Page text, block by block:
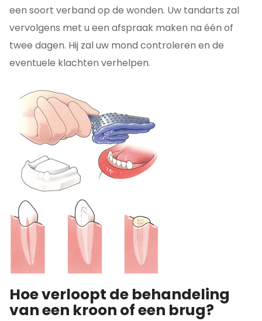
een soort verband op de wonden. Uw tandarts zal
vervolgens met u een afspraak maken na één of
twee dagen. Hij zal uw mond controleren en de
eventuele klachten verhelpen.
Hoe verloopt de behandeling
van een kroon of een brug?